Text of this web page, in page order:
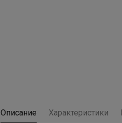
Описание Характеристики